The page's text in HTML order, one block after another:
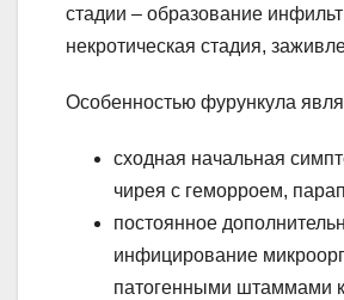
стадии – образование
некротическая стадия,
Особенностью фурункула
сходная начальная
чирея с геморроем,
постоянное
инфицирование
патогенными штаммами